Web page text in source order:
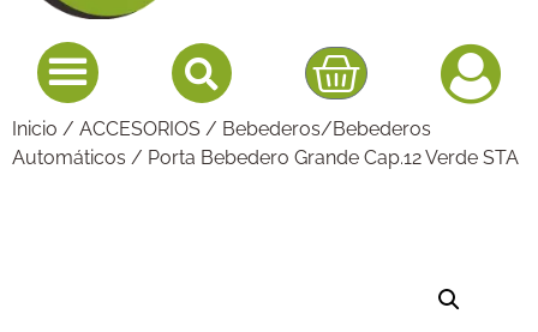
Inicio / ACCESORIOS / Bebederos/Bebederos
Automáticos / Porta Bebedero Grande Cap.12 Verde STA